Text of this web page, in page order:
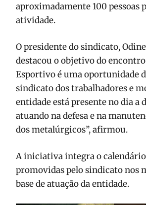
aproximadamente 100 pessoas
atividade.
O presidente do sindicato,
destacou o objetivo do
Esportivo é uma oportunidade
sindicato dos trabalhadores e
entidade está presente no dia a
atuando na defesa e na
dos metalúrgicos”, afirmou.
A iniciativa integra o
promovidas pelo sindicato nos
base de atuação da entidade.